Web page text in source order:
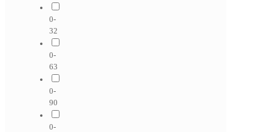
0-
32
0-
63
0-
90
0-